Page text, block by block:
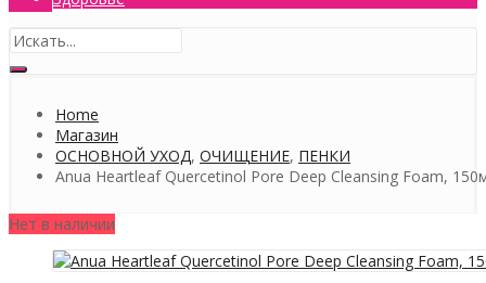
Home
Магазин
ОСНОВНОЙ УХОД, ОЧИЩЕНИЕ, ПЕНКИ
Anua Heartleaf Quercetinol Pore Deep Cleansing Foam,
Нет в наличии